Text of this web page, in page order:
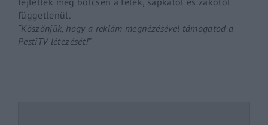
függetlenül.
“Köszönjük, hogy a reklám megnézésével támogatod a
PestiTV létezését!”